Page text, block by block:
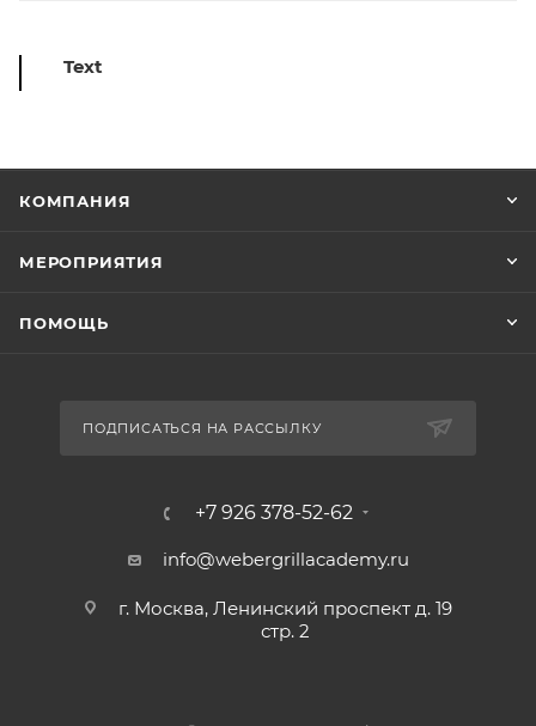
Text
КОМПАНИЯ
МЕРОПРИЯТИЯ
ПОМОЩЬ
ПОДПИСАТЬСЯ НА РАССЫЛКУ
+7 926 378-52-62
info@webergrillacademy.ru
г. Москва, Ленинский проспект д. 19
стр. 2